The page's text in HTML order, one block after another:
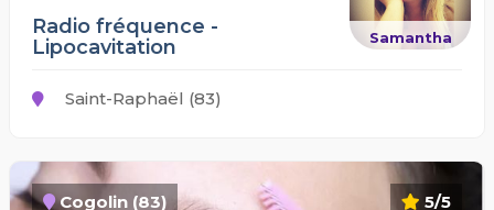
Samantha
Radio fréquence -
Lipocavitation
Saint-Raphaël (83)
5/5
Cogolin (83)